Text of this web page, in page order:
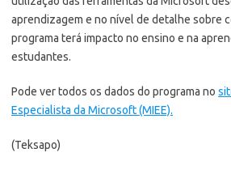
aprendizagem e no nível de detalhe sobre
programa terá impacto no ensino e na
estudantes.
Pode ver todos os dados do programa no
Especialista da Microsoft (MIEE).
(Teksapo)